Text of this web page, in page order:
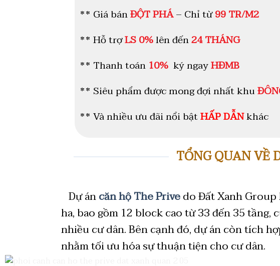
** Giá bánĐỘT PHÁ– Chỉ từ99 TR/M2
** Hỗ trợLS 0%lên đến24 THÁNG
** Thanh toán 10% ký ngayHĐMB
** Siêu phẩm được mong đợi nhất khu
** Và nhiều ưu đãi nổi bậtHẤP DẪNkhác
TỔNG QUAN VỀ
Dự áncăn hộ The Privedo Đất Xanh Group
ha, bao gồm 12 block cao từ 33 đến 35 tầng,
nhiều cư dân.Bên cạnh đó, dự án còn tích
nhằm tối ưu hóa sự thuận tiện cho cư dân.